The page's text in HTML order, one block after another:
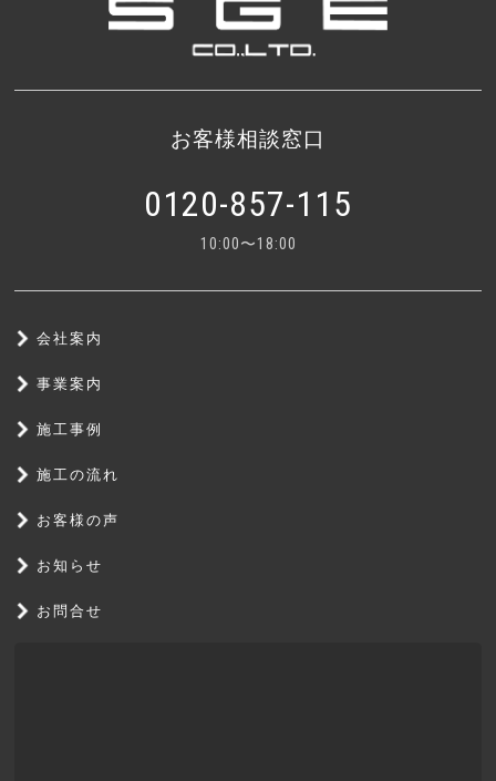
お客様相談窓口
0120-857-115
10:00〜18:00
会社案内
事業案内
施工事例
施工の流れ
お客様の声
お知らせ
お問合せ